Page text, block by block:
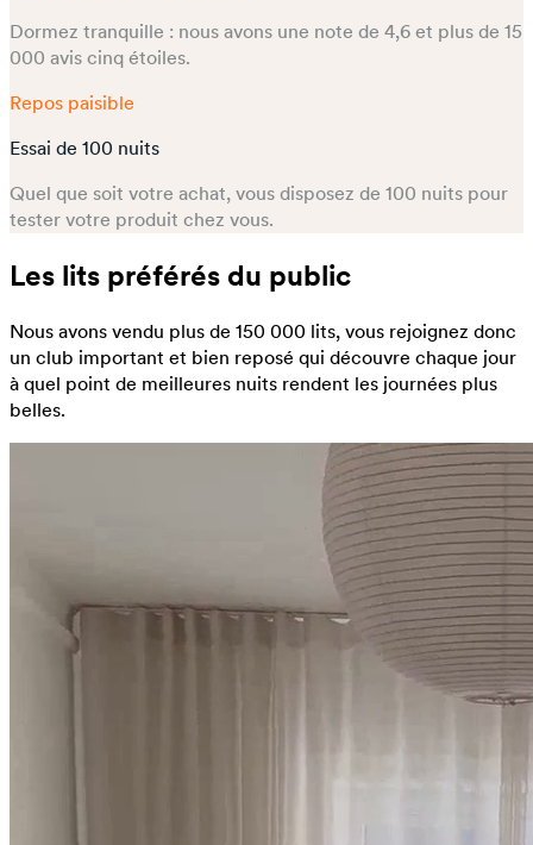
Dormez tranquille : nous avons une note de 4,6 et plus de 15
000 avis cinq étoiles.
Repos paisible
Essai de 100 nuits
Quel que soit votre achat, vous disposez de 100 nuits pour
tester votre produit chez vous.
Les lits préférés du public
Nous avons vendu plus de 150 000 lits, vous rejoignez donc
un club important et bien reposé qui découvre chaque jour
à quel point de meilleures nuits rendent les journées plus
belles.